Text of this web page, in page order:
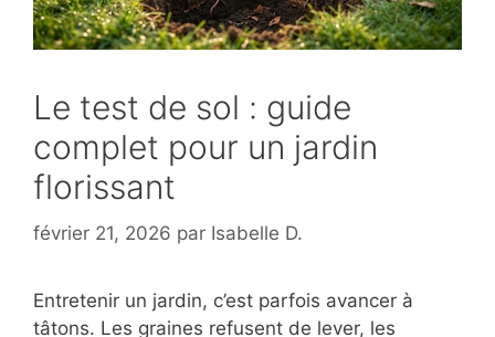
Le test de sol : guide
complet pour un jardin
florissant
février 21, 2026 par Isabelle D.
Entretenir un jardin, c’est parfois avancer à
tâtons. Les graines refusent de lever, les